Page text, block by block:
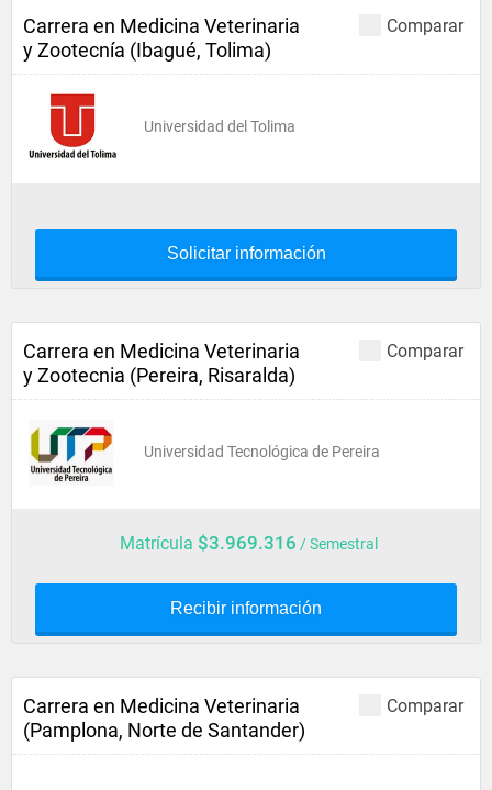
Comparar
Carrera en Medicina Veterinaria
y Zootecnía (Ibagué, Tolima)
Universidad del Tolima
Solicitar información
Comparar
Carrera en Medicina Veterinaria
y Zootecnia (Pereira, Risaralda)
Universidad Tecnológica de Pereira
Matrícula $3.969.316 / Semestral
Recibir información
Comparar
Carrera en Medicina Veterinaria
(Pamplona, Norte de Santander)